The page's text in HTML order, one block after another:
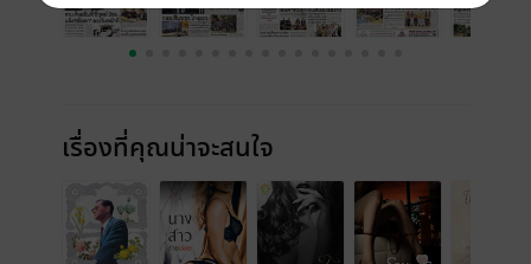
เรื่องที่คุณน่าจะสนใจ